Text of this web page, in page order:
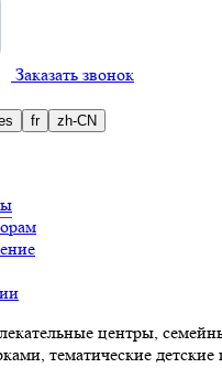
Заказать звонок
fr zh-CN
центры,
тематические